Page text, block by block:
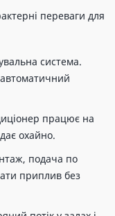
переваги для
система.
працює на
охайно.
подача по
приплив без